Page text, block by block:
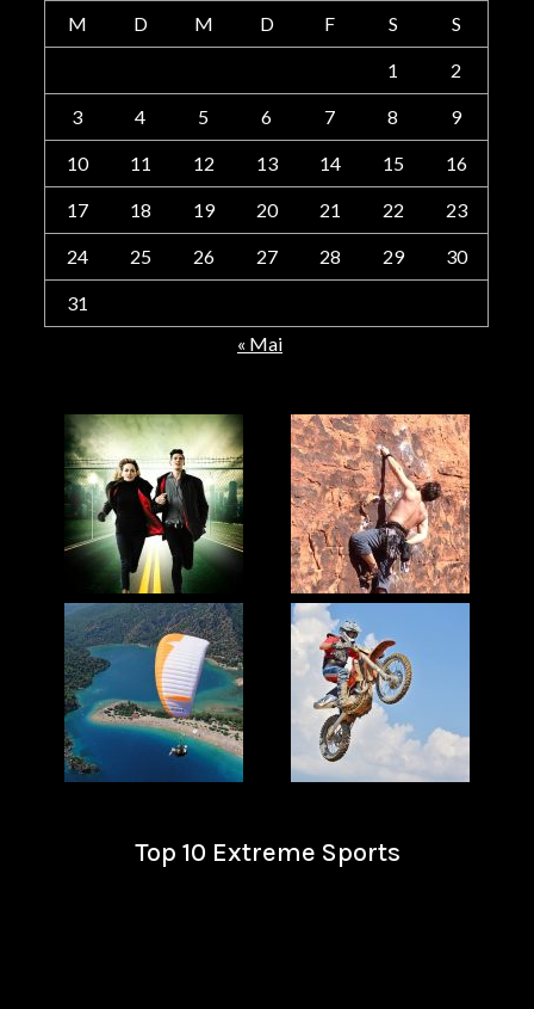
M D M D F S S
1 2
3 4 5 6 7 8 9
10 11 12 13 14 15 16
17 18 19 20 21 22 23
24 25 26 27 28 29 30
31
« Mai
Top 10 Extreme Sports